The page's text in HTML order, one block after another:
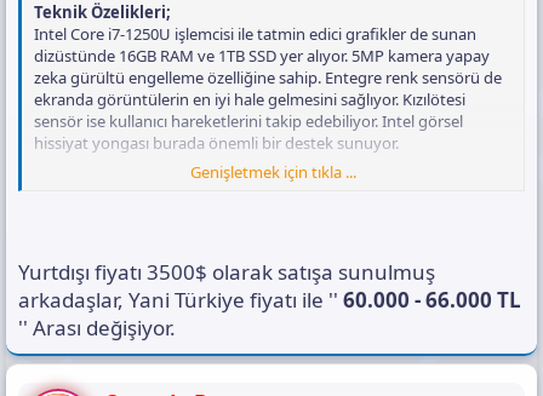
Teknik Özelikleri;
Intel Core i7-1250U işlemcisi ile tatmin edici grafikler de sunan
dizüstünde 16GB RAM ve 1TB SSD yer alıyor. 5MP kamera yapay
zeka gürültü engelleme özelliğine sahip. Entegre renk sensörü de
ekranda görüntülerin en iyi hale gelmesini sağlıyor. Kızılötesi
sensör ise kullanıcı hareketlerini takip edebiliyor. Intel görsel
hissiyat yongası burada önemli bir destek sunuyor.
İki adet USB Tip-C Thunderbolt 4 girişi olan cihaz MIL-STD-810H ile
KAYNAK:https://www.donanimhaber.com/asus-zenbook-17-fold-
oled-tanitildi-iste-ozellikleri-ve-fiyati--152291
Genişletmek için tıkla ...
Yurtdışı fiyatı 3500$ olarak satışa sunulmuş
arkadaşlar, Yani Türkiye fiyatı ile '' 60.000 - 66.000 TL
'' Arası değişiyor.